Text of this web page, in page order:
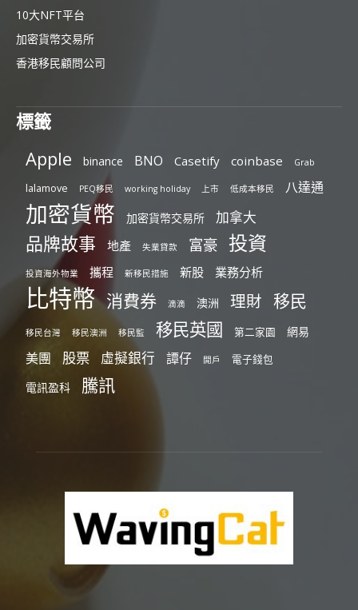
10大NFT平台
加密貨幣交易所
香港移民顧問公司
標籤
Apple binance BNO Casetify coinbase Grab
lalamove PEQ移民 working holiday 上市 低成本移民 八達通
加密貨幣 加密貨幣交易所 加拿大
品牌故事 地產 失業貸款 富豪 投資
投資海外物業 攜程 新移民措施 新股 業務分析
比特幣 消費券 滴滴 澳洲 理財 移民
移民台灣 移民澳洲 移民監 移民英國 第二家園 網易
美團 股票 虛擬銀行 譚仔 開戶 電子錢包
電訊盈科 騰訊